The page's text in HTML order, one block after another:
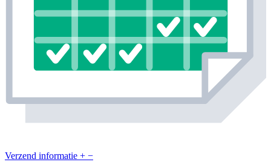
Verzend informatie + −